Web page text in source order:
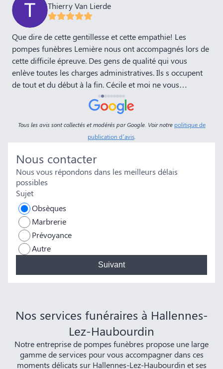
Thierry Van Lierde
Que dire de cette gentillesse et cette empathie! Les
pompes funèbres Lemière nous ont accompagnés lors de
cette difficile épreuve. Des gens de qualité qui vous
enlève toutes les charges administratives. Ils s occupent
de tout et du début à la fin. Cécile et moi ne vous
remercieront jamais assez! Bravo
Tous les avis sont collectés et modérés par Google. Voir notre politique de
publication d’avis.
Nous contacter
Nous vous répondons dans les meilleurs délais
possibles
Sujet
Obsèques
Marbrerie
Prévoyance
Autre
Suivant
Nos services funéraires à Hallennes-
Lez-Haubourdin
Notre entreprise de pompes funèbres propose une large
gamme de services pour vous accompagner dans ces
moments délicats sur Hallennes-Lez-Haubourdin et ses